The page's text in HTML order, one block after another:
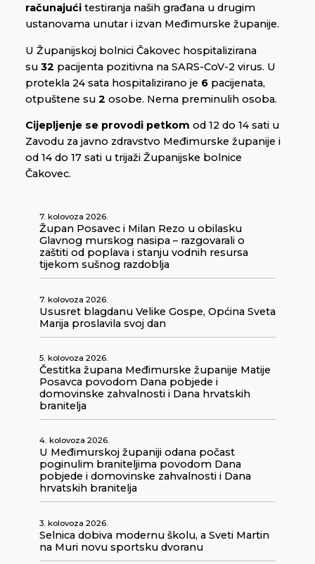
računajući testiranja naših građana u drugim
ustanovama unutar i izvan Međimurske županije.
U Županijskoj bolnici Čakovec hospitalizirana
su 32 pacijenta pozitivna na SARS-CoV-2 virus. U
protekla 24 sata hospitalizirano je 6 pacijenata,
otpuštene su 2 osobe. Nema preminulih osoba.
Cijepljenje se provodi petkom od 12 do 14 sati u
Zavodu za javno zdravstvo Međimurske županije i
od 14 do 17 sati u trijaži Županijske bolnice
Čakovec.
7. kolovoza 2026.
Župan Posavec i Milan Rezo u obilasku
Glavnog murskog nasipa – razgovarali o
zaštiti od poplava i stanju vodnih resursa
tijekom sušnog razdoblja
7. kolovoza 2026.
Ususret blagdanu Velike Gospe, Općina Sveta
Marija proslavila svoj dan
5. kolovoza 2026.
Čestitka župana Međimurske županije Matije
Posavca povodom Dana pobjede i
domovinske zahvalnosti i Dana hrvatskih
branitelja
4. kolovoza 2026.
U Međimurskoj županiji odana počast
poginulim braniteljima povodom Dana
pobjede i domovinske zahvalnosti i Dana
hrvatskih branitelja
3. kolovoza 2026.
Selnica dobiva modernu školu, a Sveti Martin
na Muri novu sportsku dvoranu